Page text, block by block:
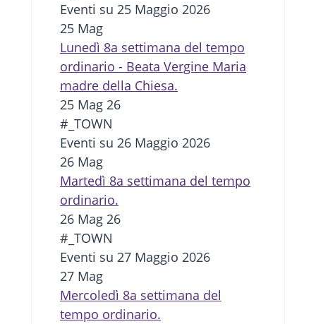
Eventi su 25 Maggio 2026
25 Mag
Lunedì 8a settimana del tempo
ordinario - Beata Vergine Maria
madre della Chiesa.
25 Mag 26
#_TOWN
Eventi su 26 Maggio 2026
26 Mag
Martedì 8a settimana del tempo
ordinario.
26 Mag 26
#_TOWN
Eventi su 27 Maggio 2026
27 Mag
Mercoledì 8a settimana del
tempo ordinario.